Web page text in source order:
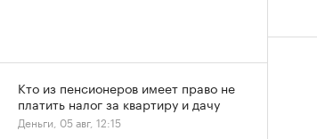
Кто из пенсионеров имеет право не
платить налог за квартиру и дачу
Деньги, 05 авг, 12:15